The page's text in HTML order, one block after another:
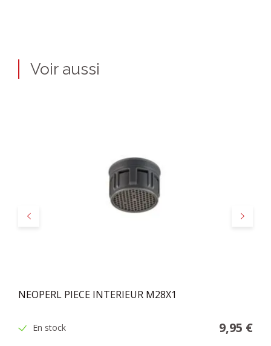
Voir aussi
Précédent Suivant
NEOPERL PIECE INTERIEUR M28X1
En stock 9,95 €